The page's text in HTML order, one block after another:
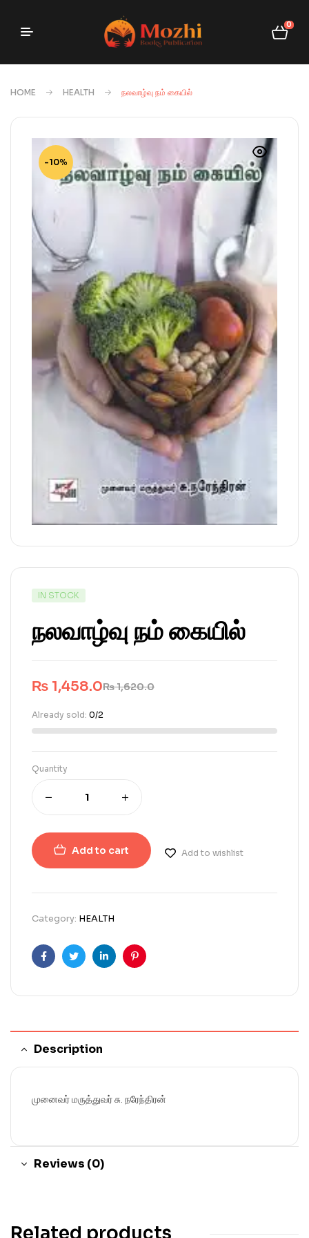
0
HOME HEALTH நலவாழ்வு நம் கையில்
-10%
IN STOCK
நலவாழ்வு நம் கையில்
₨1,620.0
₨ 1,458.0
Already sold: 0/2
Quantity
Add to cart Add to wishlist
Category: HEALTH
FacebookTwitterLinkedinPinterest
Description
முனைவர் மருத்துவர் சு. நரேந்திரன்
Reviews (0)